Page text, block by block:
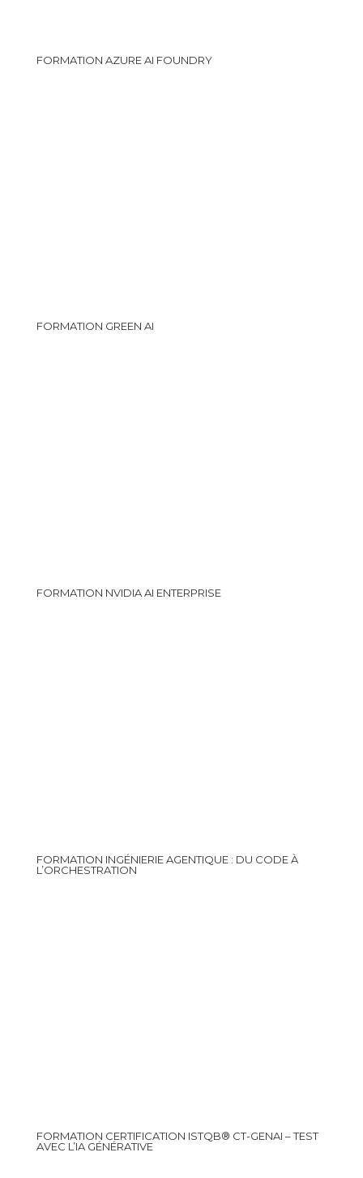
FORMATION AZURE AI FOUNDRY
FORMATION GREEN AI
FORMATION NVIDIA AI ENTERPRISE
FORMATION INGÉNIERIE AGENTIQUE : DU CODE À
L’ORCHESTRATION
FORMATION CERTIFICATION ISTQB® CT-GENAI – TEST
AVEC L’IA GÉNÉRATIVE